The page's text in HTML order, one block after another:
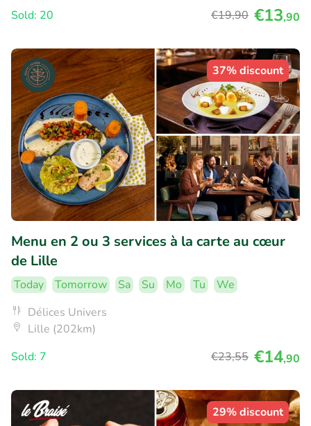
Sold: 20
€19,90 €13,90
37% discount
Menu en 2 ou 3 services à la carte au cœur
de Lille
Today Tomorrow Sa Su Mo Tu
We
Délices Univers
Lille (202km)
Sold: 7
€23,55 €14,90
29% discount